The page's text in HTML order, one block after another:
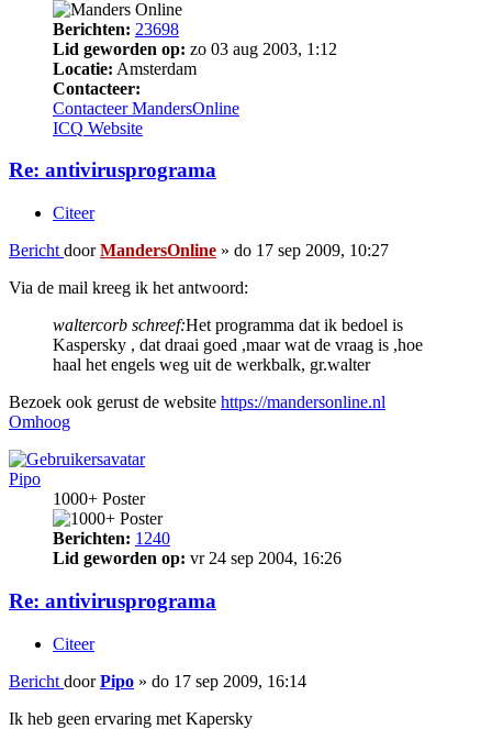
Berichten: 23698
Lid geworden op: zo 03 aug 2003, 1:12
Locatie: Amsterdam
Contacteer:
Contacteer MandersOnline
ICQ Website
Re: antivirusprograma
Citeer
Bericht doorMandersOnline » do 17 sep 2009, 10:27
Via de mail kreeg ik het antwoord:
waltercorb schreef:Het programma dat ik bedoel is
Kaspersky , dat draai goed ,maar wat de vraag is ,hoe
haal het engels weg uit de werkbalk, gr.walter
Bezoek ook gerust de website https://mandersonline.nl
Omhoog
Pipo
1000+ Poster
Berichten: 1240
Lid geworden op: vr 24 sep 2004, 16:26
Re: antivirusprograma
Citeer
Bericht doorPipo » do 17 sep 2009, 16:14
Ik heb geen ervaring met Kapersky